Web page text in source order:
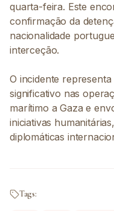
quarta-feira. Este
confirmação da
nacionalidade
interceção.
O incidente
significativo nas
marítimo a Gaza e
iniciativas
diplomáticas
Tags: